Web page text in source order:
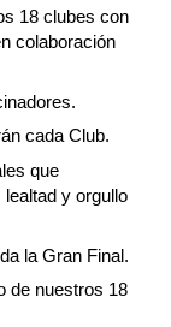
18 clubes con
colaboración
cada Club.
que
y orgullo
la Gran Final.
de nuestros 18